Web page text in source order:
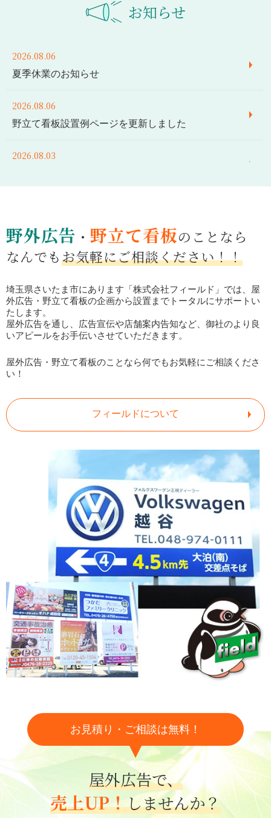
お知らせ
2026.08.06
夏季休業のお知らせ
2026.08.06
野立て看板設置例ページを更新しました
2026.08.03
2026.08.03
2026.08.01
新着物件ページを更新しました
野立て看板設置例ページを更新しました
2026.07.25
野外広告 ・ 野立て看板のことなら
なんでもお気軽にご相談ください！！
埼玉県さいたま市にあります「株式会社フィールド」では、屋
外広告・野立て看板の企画から設置までトータルにサポートい
たします。
屋外広告を通し、広告宣伝や店舗案内告知など、御社のより良
いアピールをお手伝いさせていただきます。
屋外広告・野立て看板のことなら何でもお気軽にご相談くださ
い！
フィールドについて
お見積り・ご相談は無料！
屋外広告で、
売上UP！しませんか？